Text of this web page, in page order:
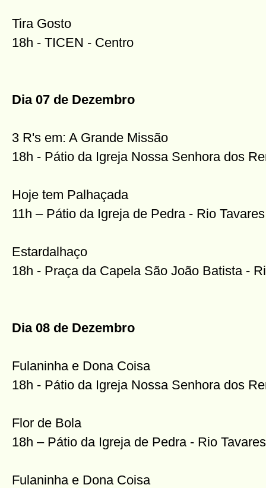
Tira Gosto
18h - TICEN - Centro
Dia 07 de Dezembro
3 R's em: A Grande Missão
18h - Pátio da Igreja Nossa Senhora dos
Hoje tem Palhaçada
11h – Pátio da Igreja de Pedra - Rio Tavares
Estardalhaço
18h - Praça da Capela São João Batista -
Dia 08 de Dezembro
Fulaninha e Dona Coisa
18h - Pátio da Igreja Nossa Senhora dos
Flor de Bola
18h – Pátio da Igreja de Pedra - Rio Tavares
Fulaninha e Dona Coisa